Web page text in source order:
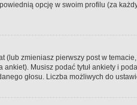
opcję w swoim profilu (za
(lub zmieniasz pierwszy post w
Musisz podać tytuł ankiety i
głosu. Liczba możliwych do